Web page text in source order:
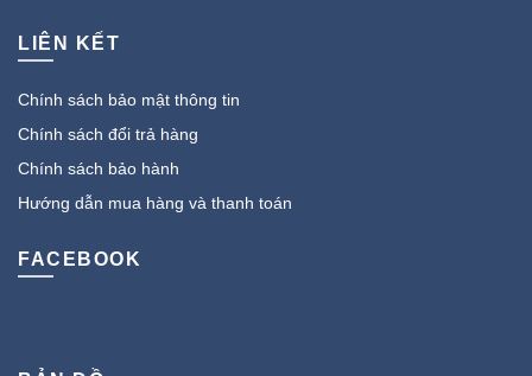
LIÊN KẾT
Chính sách bảo mật thông tin
Chính sách đổi trả hàng
Chính sách bảo hành
Hướng dẫn mua hàng và thanh toán
FACEBOOK